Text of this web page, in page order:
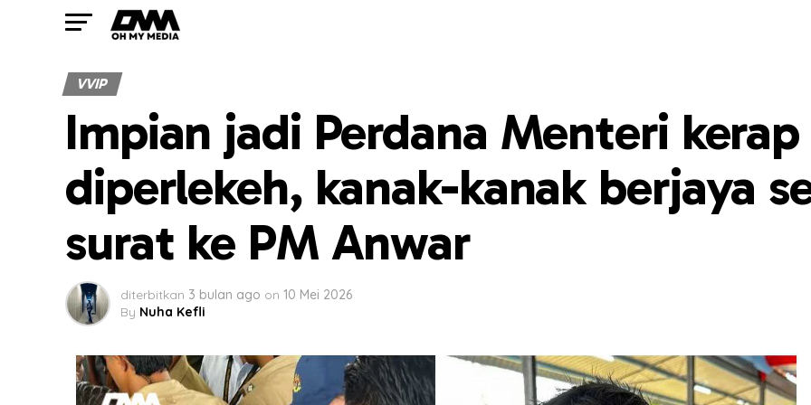
VVIP
Impian jadi Perdana Menteri kerap
diperlekeh, kanak-kanak berjaya
surat ke PM Anwar
diterbitkan 3 bulan ago on 10 Mei 2026
By Nuha Kefli